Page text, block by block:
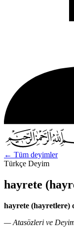
← Tüm deyimler
Türkçe Deyim
hayrete
hayrete (hayretlere)
— Atasözleri ve